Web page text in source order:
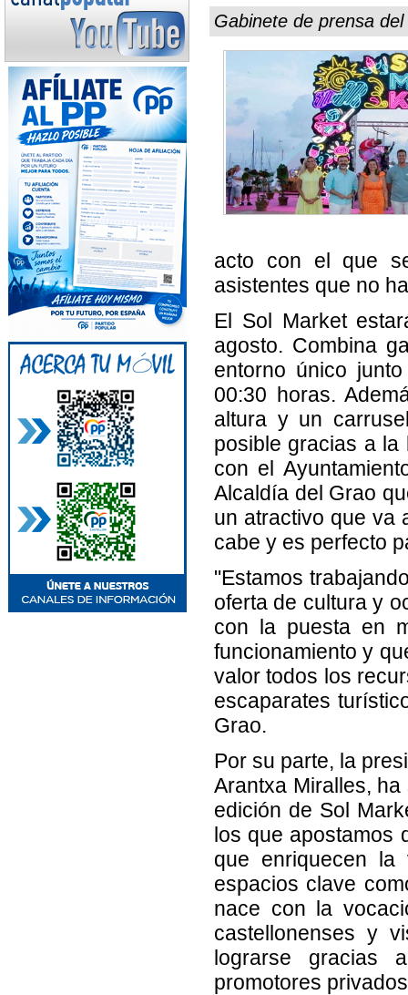
Gabinete de prensa
acto con el que
asistentes que no
El Sol Market
agosto. Combina
entorno único
00:30 horas.
altura y un
posible gracias a la
con el
Alcaldía del Grao
un atractivo que va
cabe y es perfecto
"Estamos
oferta de cultura y
con la puesta en
funcionamiento y
valor todos los
escaparates
Grao.
Por su parte, la
Arantxa Miralles,
edición de Sol
los que apostamos
que enriquecen
espacios clave
nace con la
castellonenses y
lograrse gracias
promotores